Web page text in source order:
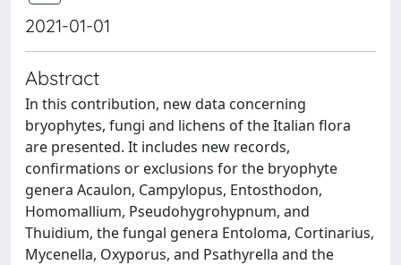
2021-01-01
Abstract
In this contribution, new data concerning
bryophytes, fungi and lichens of the Italian flora
are presented. It includes new records,
confirmations or exclusions for the bryophyte
genera Acaulon, Campylopus, Entosthodon,
Homomallium, Pseudohygrohypnum, and
Thuidium, the fungal genera Entoloma, Cortinarius,
Mycenella, Oxyporus, and Psathyrella and the